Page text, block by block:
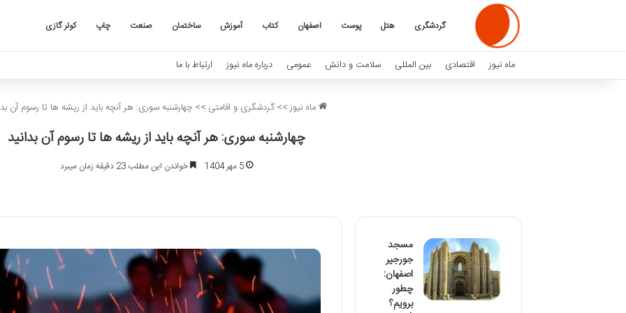
گردشگری هتل پوست اصفهان کتاب آموزش ساختمان صنعت چاپ کولر گازی
ماه نیوز اقتصادی بین المللی سلامت و دانش عمومی درباره ماه نیوز ارتباط با ما
ماه نیوز>> گردشگری و اقامتی >> چهارشنبه سوری: هر آنچه باید از ریشه ها تا رسوم آن
چهارشنبه سوری: هر آنچه باید از ریشه ها تا رسوم آن بدانید
5 مهر 1404 خواندن این مطلب 23 دقیقه زمان میبرد
مسجد
جورجیر
اصفهان:
چطور
برویم؟